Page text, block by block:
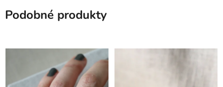
Podobné produkty